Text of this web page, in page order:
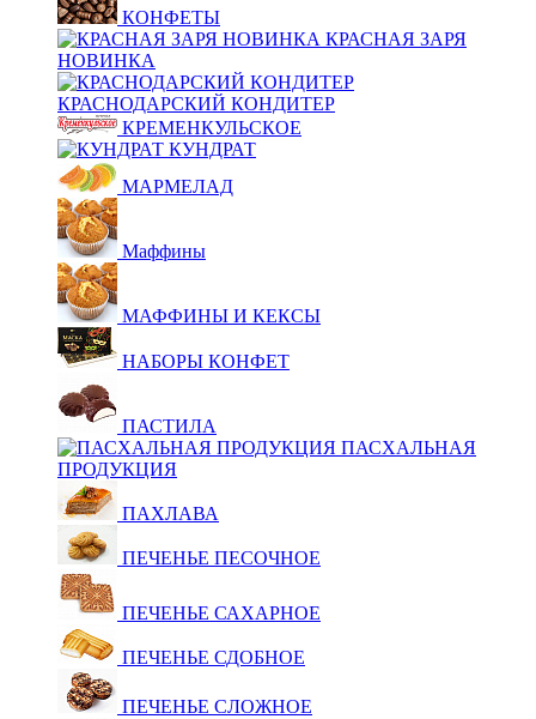
КОНФЕТЫ
КРАСНАЯ ЗАРЯ
НОВИНКА
КРАСНОДАРСКИЙ КОНДИТЕР
КРЕМЕНКУЛЬСКОЕ
КУНДРАТ
МАРМЕЛАД
Маффины
МАФФИНЫ И КЕКСЫ
НАБОРЫ КОНФЕТ
ПАСТИЛА
ПАСХАЛЬНАЯ
ПРОДУКЦИЯ
ПАХЛАВА
ПЕЧЕНЬЕ ПЕСОЧНОЕ
ПЕЧЕНЬЕ САХАРНОЕ
ПЕЧЕНЬЕ СДОБНОЕ
ПЕЧЕНЬЕ СЛОЖНОЕ